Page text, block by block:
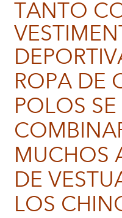
TANTO
ROPA DE
POLOS
MUCHOS
DE
LOS